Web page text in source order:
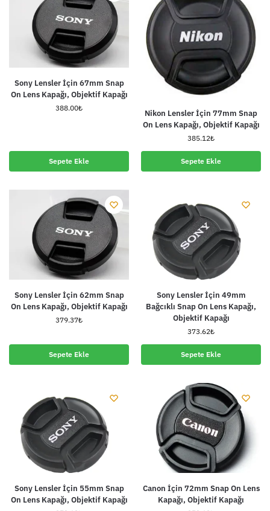
Sony Lensler İçin 67mm Snap
On Lens Kapağı, Objektif Kapağı
388.00₺
Sepete Ekle
Nikon Lensler İçin 77mm Snap
On Lens Kapağı, Objektif Kapağı
385.12₺
Sepete Ekle
Sony Lensler İçin 62mm Snap
On Lens Kapağı, Objektif Kapağı
379.37₺
Sepete Ekle
Sony Lensler İçin 49mm
Bağcıklı Snap On Lens Kapağı,
Objektif Kapağı
373.62₺
Sepete Ekle
Sony Lensler İçin 55mm Snap
On Lens Kapağı, Objektif Kapağı
Canon İçin 72mm Snap On Lens
Kapağı, Objektif Kapağı